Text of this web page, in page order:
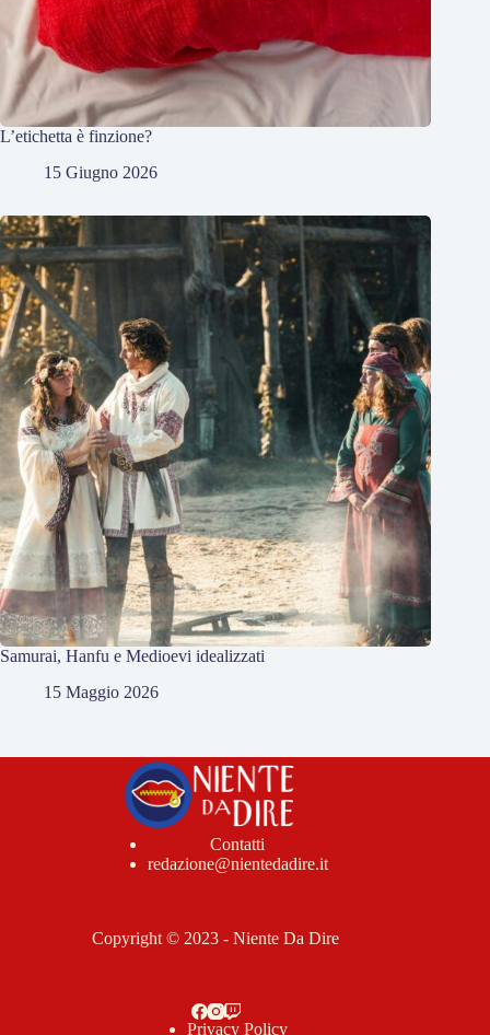
L’etichetta è finzione?
15 Giugno 2026
Samurai, Hanfu e Medioevi idealizzati
15 Maggio 2026
Contatti
redazione@nientedadire.it
Copyright © 2023 - Niente Da Dire
Privacy Policy